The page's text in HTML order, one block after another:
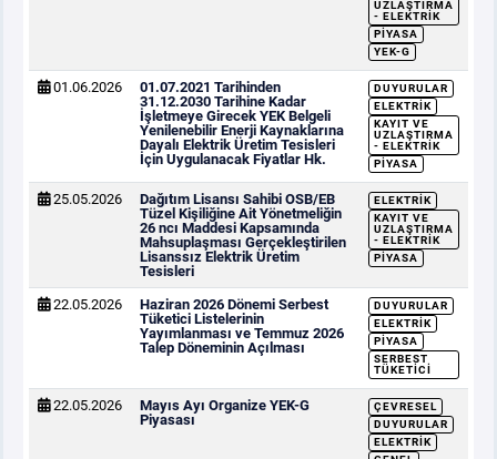
UZLAŞTIRMA
- ELEKTRIK
PIYASA
YEK-G
01.06.2026
01.07.2021 Tarihinden
31.12.2030 Tarihine Kadar
İşletmeye Girecek YEK Belgeli
Yenilenebilir Enerji Kaynaklarına
Dayalı Elektrik Üretim Tesisleri
İçin Uygulanacak Fiyatlar Hk.
DUYURULAR
ELEKTRIK
KAYIT VE
UZLAŞTIRMA
- ELEKTRIK
PIYASA
25.05.2026
Dağıtım Lisansı Sahibi OSB/EB
Tüzel Kişiliğine Ait Yönetmeliğin
26 ncı Maddesi Kapsamında
Mahsuplaşması Gerçekleştirilen
Lisanssız Elektrik Üretim
Tesisleri
ELEKTRIK
KAYIT VE
UZLAŞTIRMA
- ELEKTRIK
PIYASA
22.05.2026
Haziran 2026 Dönemi Serbest
Tüketici Listelerinin
Yayımlanması ve Temmuz 2026
Talep Döneminin Açılması
DUYURULAR
ELEKTRIK
PIYASA
SERBEST
TÜKETICI
22.05.2026
Mayıs Ayı Organize YEK-G
Piyasası
ÇEVRESEL
DUYURULAR
ELEKTRIK